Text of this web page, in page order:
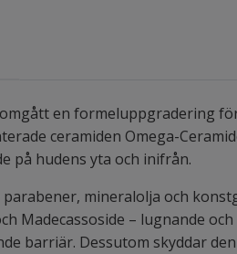
en formeluppgradering
ceramiden Omega-
på hudens yta och inifrån.
mineralolja och
Madecassoside – lugnande
barriär. Dessutom skyddar